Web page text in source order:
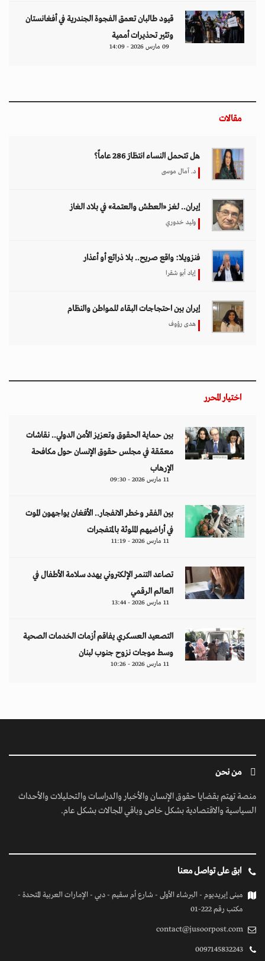
قيود طالبان تعمق الفجوة الجندرية في أفغانستان
وتثير تحذيرات أممية
09 مارس 2026 - 14:09
مقالات
هل تتحمل النساء انتظارَ 286 عاماً؟
د. آمال موسى
إيران.. لغز «العطش والعتمة» في بلاد الغاز
وليد خدوري
فنزويلا: واقع صريح.. بلا ذرائع أو أعذار
إياد أبو شقرا
إيران بين احتجاجات البقاء للمواطن والنظام
هدى رؤوف
اختيار المحرر
بين حماية الحقوق وتعزيز الأمن الدولي.. نقاشات
معمّقة في مجلس حقوق الإنسان حول مكافحة
الإرهاب
11 مارس 2026 - 09:30
بين الفقر وخطر الانفجار.. الأفغان يواجهون الموت
في أراضيهم الملوثة بالمتفجرات
11 مارس 2026 - 11:19
تصاعد التنمر الإلكتروني يهدد سلامة الأطفال في
العالم الرقمي
11 مارس 2026 - 13:44
التصعيد العسكري يفاقم أزمات الخدمات الصحية
وسط موجات نزوح جنوب لبنان
11 مارس 2026 - 10:26
من نحن
منصة تهتم بقضايا حقوق الإنسان والأخبار والدراسات والتحليلات والأحداث
السياسية والاقتصادية بشكل خاص وباقي المجالات بشكل عام.
ابق على تواصل معنا
مبنى إيريديوم - البرشاء الأولى - شارع أم سقيم - دبي - الإمارات العربية المتحدة -
مكتب رقم 222-01
contact@jusoorpost.com
0097145832243